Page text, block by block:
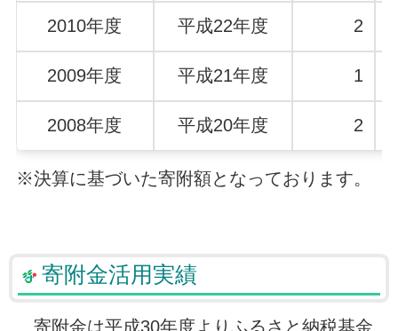
2010年度 平成22年度 2
2009年度 平成21年度 1
2008年度 平成20年度 2
※決算に基づいた寄附額となっております。
寄附金活用実績
寄附金は平成30年度よりふるさと納税基金